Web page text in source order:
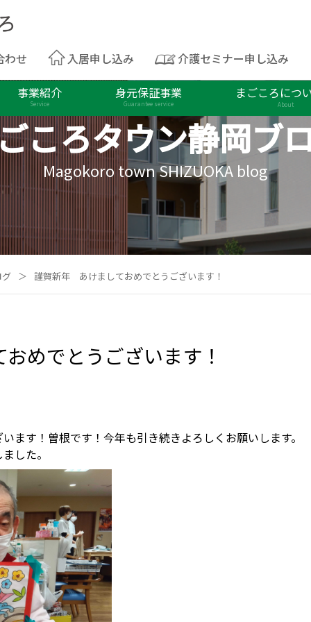
わせ 入居申し込み 介護セミナー申し込み
事業紹介
Service
身元保証事業
Guarantee service
まごころにつ
About
ころタウン静岡ブ
Magokoro town SHIZUOKA blog
＞ 謹賀新年 あけましておめでとうございます！
めでとうございます！
す！曽根です！今年も引き続きよろしくお願いします。
した。